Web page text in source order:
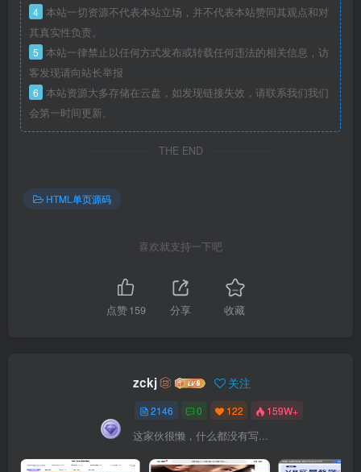
4 本站一切资源不代表本站立场，并不代表本站赞同其观点和对
其真实性负责。
5 本站一律禁止以任何方式发布或转载任何违法的相关信息，访
客发现请向站长举报
6 本站资源大多存储在云盘，如发现链接失效，请联系我们我们
会第一时间更新。
THE END
HTML单页源码
喜欢就支持一下吧
点赞159 分享 收藏
zckj 关注
2146 0 122 159W+
这家伙很懒，什么都没有写...